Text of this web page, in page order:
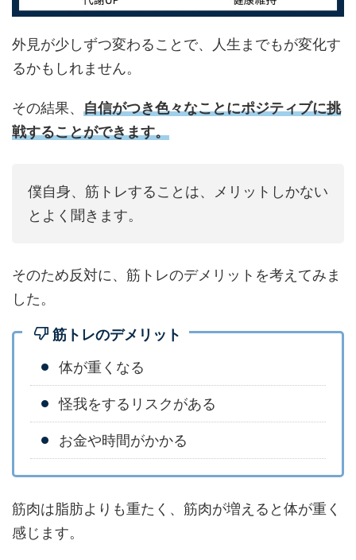
外見が少しずつ変わることで、人生までもが変化す
るかもしれません。
その結果、 自信がつき色々なことにポジティブに挑
戦することができます。
僕自身、筋トレすることは、メリットしかない
とよく聞きます。
そのため反対に、筋トレのデメリットを考えてみま
した。
筋トレのデメリット
体が重くなる
怪我をするリスクがある
お金や時間がかかる
筋肉は脂肪よりも重たく、筋肉が増えると体が重く
感じます。